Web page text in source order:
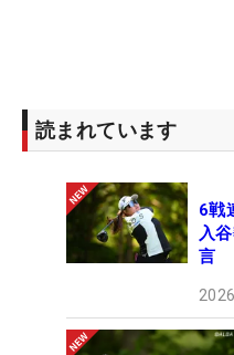
打目でピン3メートル半
んだ22メートルのイー
ラーの勝利が決まった。
通算3勝目。そして、
でもあるこの大会をカ
1954年以来、実に69
読まれています
6戦
入
言